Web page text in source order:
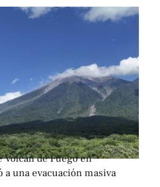
de Fuego en
a una evacuación masiva